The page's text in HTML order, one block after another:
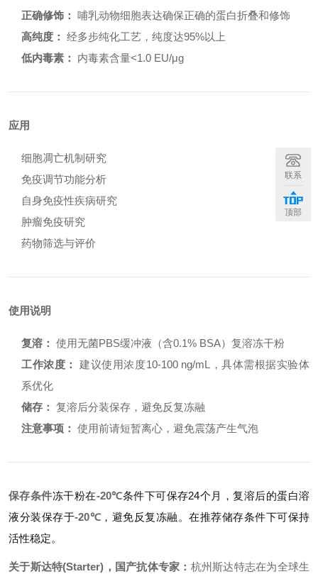
正确修饰： 哺乳动物细胞表达确保正确的蛋白折叠和修饰
高纯度： 经多步纯化工艺，纯度达95%以上
低内毒素：
内毒素含量<1.0 EU/μg
应用
细胞凋亡机制研究
免疫调节功能分析
自身免疫性疾病研究
肿瘤免疫研究
药物筛选与评价
使用说明
复溶： 使用无菌PBS缓冲液（含0.1% BSA）复溶冻干粉
工作浓度：
建议使用浓度10-100 ng/mL，具体需根据实验体
系优化
储存： 复溶后分装保存，避免反复冻融
注意事项： 使用前请短暂离心，避免震荡产生气泡
保存条件冻干粉在-20℃条件下可保存24个月，复溶后的蛋白溶
液分装保存于-20℃ ，避免反复冻融。在推荐储存条件下可保持
活性稳定。
关于斯达特(Starter)，国产抗体专家： 杭州斯达特志在为全球生
联系
顶部